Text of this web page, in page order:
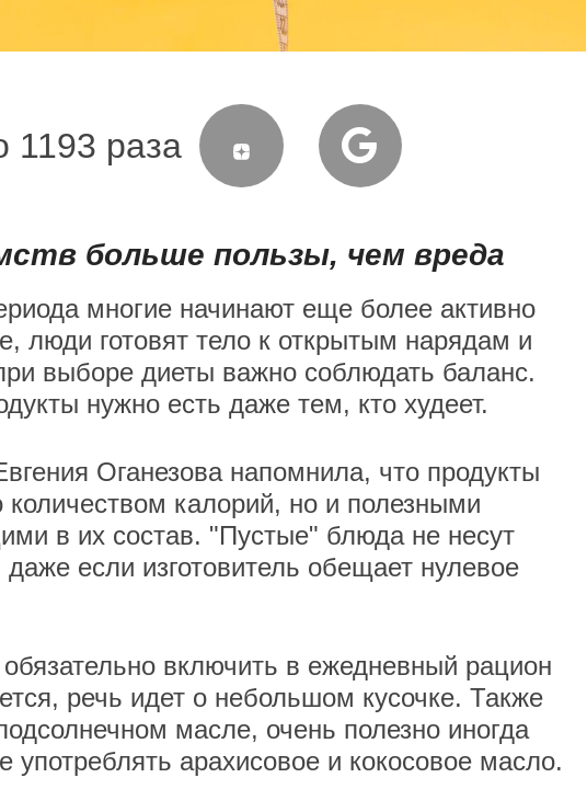
1193 раза
больше пользы, чем вреда
многие начинают еще более активно
люди готовят тело к открытым нарядам и
выборе диеты важно соблюдать баланс.
нужно есть даже тем, кто худеет.
Оганезова напомнила, что продукты
количеством калорий, но и полезными
в их состав. "Пустые" блюда не несут
если изготовитель обещает нулевое
включить в ежедневный рацион
речь идет о небольшом кусочке. Также
масле, очень полезно иногда
употреблять арахисовое и кокосовое масло.